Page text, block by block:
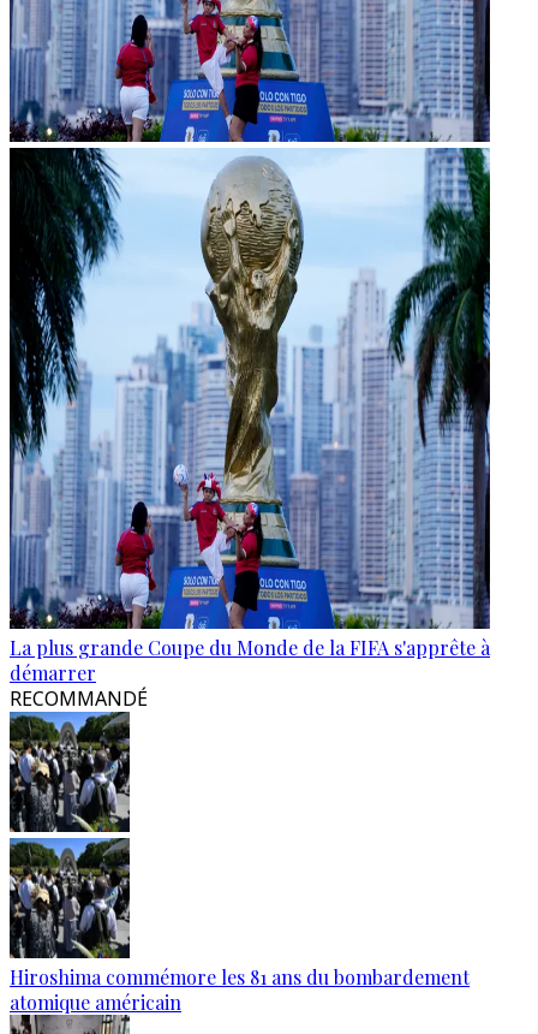
La plus grande Coupe du Monde de la FIFA s'apprête à
démarrer
RECOMMANDÉ
Hiroshima commémore les 81 ans du bombardement
atomique américain